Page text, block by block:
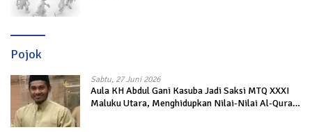
Pojok
Sabtu, 27 Juni 2026
Aula KH Abdul Gani Kasuba Jadi Saksi MTQ XXXI
Maluku Utara, Menghidupkan Nilai-Nilai Al-Quran